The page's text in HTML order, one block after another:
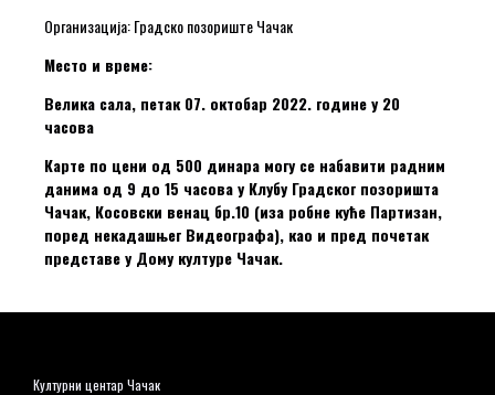
Организација: Градско позориште Чачак
Место и време:
Велика сала, петак 07. октобар 2022. године у 20
часова
Карте по цени од 500 динара могу се набавити радним
данима од 9 до 15 часова у Клубу Градског позоришта
Чачак, Косовски венац бр.10 (иза робне куће Партизан,
поред некадашњег Видеографа), као и пред почетак
представе у Дому културе Чачак.
Културни центар Чачак